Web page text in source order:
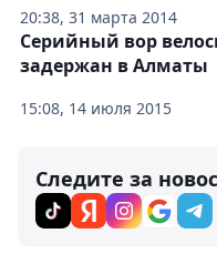
20:38, 31 марта 2014
15:08, 14 июля 2015
Серийный вор
задержан в Алматы
Следите за